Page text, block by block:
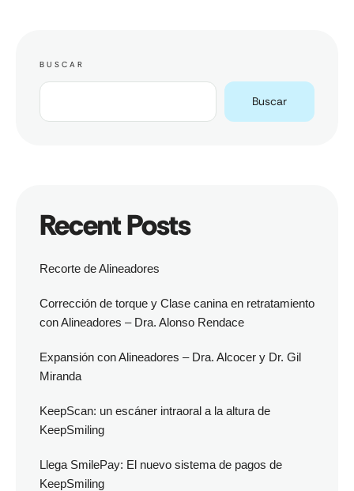
BUSCAR
Buscar
Recent Posts
Recorte de Alineadores
Corrección de torque y Clase canina en retratamiento
con Alineadores – Dra. Alonso Rendace
Expansión con Alineadores – Dra. Alcocer y Dr. Gil
Miranda
KeepScan: un escáner intraoral a la altura de
KeepSmiling
Llega SmilePay: El nuevo sistema de pagos de
KeepSmiling